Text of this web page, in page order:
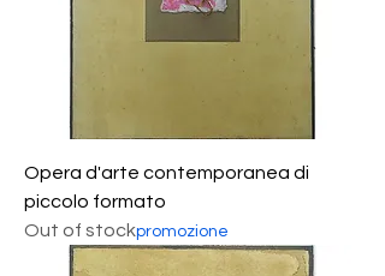
Opera d'arte contemporanea di
piccolo formato
Out of stockpromozione